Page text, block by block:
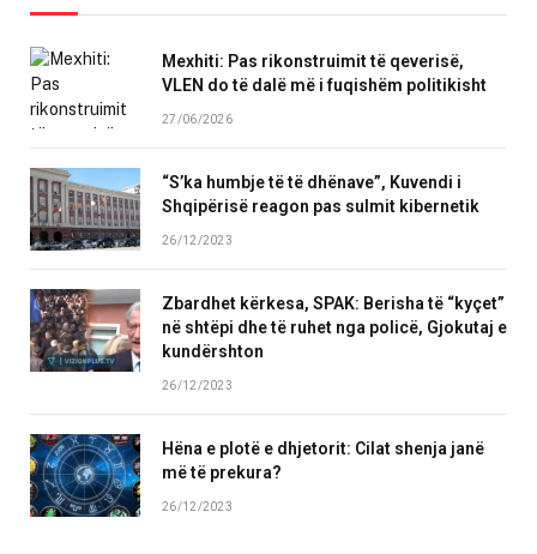
Mexhiti: Pas rikonstruimit të qeverisë,
VLEN do të dalë më i fuqishëm politikisht
27/06/2026
“S’ka humbje të të dhënave”, Kuvendi i
Shqipërisë reagon pas sulmit kibernetik
26/12/2023
Zbardhet kërkesa, SPAK: Berisha të “kyçet”
në shtëpi dhe të ruhet nga policë, Gjokutaj e
kundërshton
26/12/2023
Hëna e plotë e dhjetorit: Cilat shenja janë
më të prekura?
26/12/2023